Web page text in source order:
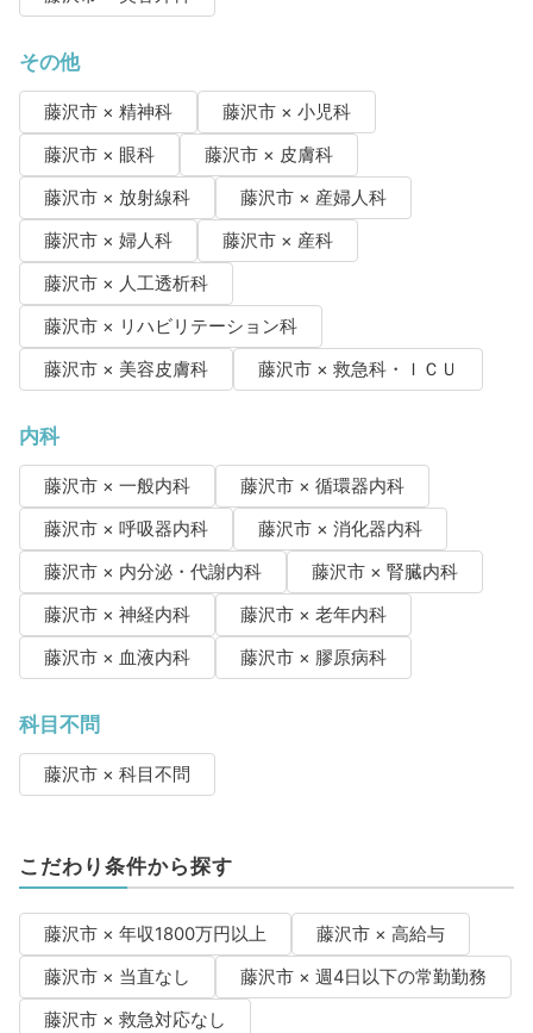
その他
藤沢市 × 精神科
藤沢市 × 小児科
藤沢市 × 眼科
藤沢市 × 皮膚科
藤沢市 × 放射線科
藤沢市 × 産婦人科
藤沢市 × 婦人科
藤沢市 × 産科
藤沢市 × 人工透析科
藤沢市 × リハビリテーション科
藤沢市 × 美容皮膚科
藤沢市 × 救急科・ＩＣＵ
内科
藤沢市 × 一般内科
藤沢市 × 循環器内科
藤沢市 × 呼吸器内科
藤沢市 × 消化器内科
藤沢市 × 内分泌・代謝内科
藤沢市 × 腎臓内科
藤沢市 × 神経内科
藤沢市 × 老年内科
藤沢市 × 血液内科
藤沢市 × 膠原病科
科目不問
藤沢市 × 科目不問
こだわり条件から探す
藤沢市 × 年収1800万円以上
藤沢市 × 高給与
藤沢市 × 当直なし
藤沢市 × 週4日以下の常勤勤務
藤沢市 × 救急対応なし